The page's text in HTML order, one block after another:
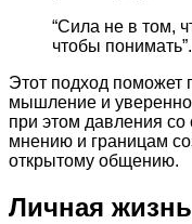
“Сила не в том,
чтобы понимать”.
Этот подход поможет
мышление и
при этом давления
мнению и границам
открытому общению.
Личная